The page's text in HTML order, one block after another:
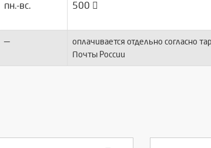
пн.-вс. 500
—
оплачивается отдельно согласно
Почты России